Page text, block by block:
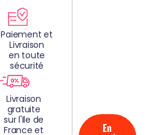
Paiement et
Livraison
en toute
sécurité
Livraison
gratuite
sur l'Ile de
France et
En